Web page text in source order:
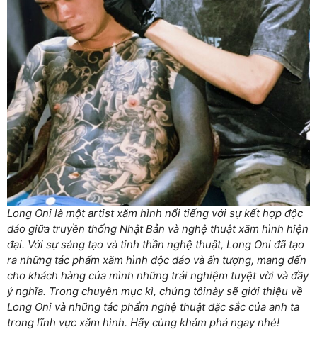
Long Oni là một artist xăm hình nổi tiếng với sự kết hợp độc
đáo giữa truyền thống Nhật Bản và nghệ thuật xăm hình hiện
đại. Với sự sáng tạo và tinh thần nghệ thuật, Long Oni đã tạo
ra những tác phẩm xăm hình độc đáo và ấn tượng, mang đến
cho khách hàng của mình những trải nghiệm tuyệt vời và đầy
ý nghĩa. Trong chuyên mục kì, chúng tôinày sẽ giới thiệu về
Long Oni và những tác phẩm nghệ thuật đặc sắc của anh ta
trong lĩnh vực xăm hình. Hãy cùng khám phá ngay nhé!